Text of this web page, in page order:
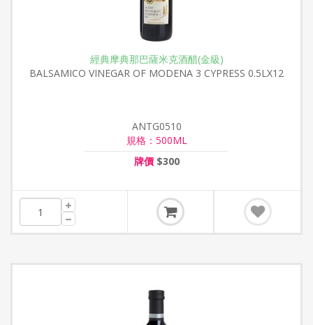
經典摩典那巴薩米克酒醋(金級)
BALSAMICO VINEGAR OF MODENA 3 CYPRESS 0.5LX12
ANTG0510
規格：500ML
牌價$300